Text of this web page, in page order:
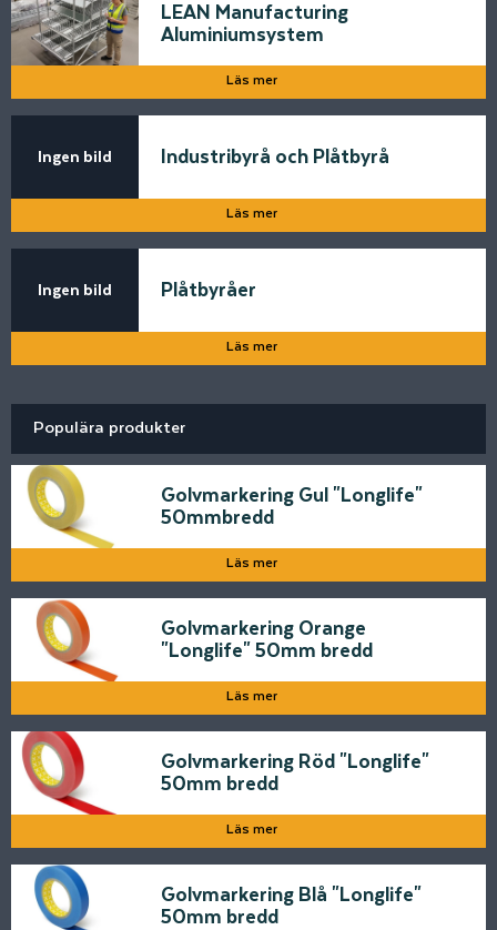
LEAN Manufacturing
Aluminiumsystem
Läs mer
Ingen bild Industribyrå och Plåtbyrå
Läs mer
Ingen bild Plåtbyråer
Läs mer
Populära produkter
Golvmarkering Gul "Longlife"
50mmbredd
Läs mer
Golvmarkering Orange
"Longlife" 50mm bredd
Läs mer
Golvmarkering Röd "Longlife"
50mm bredd
Läs mer
Golvmarkering Blå "Longlife"
50mm bredd